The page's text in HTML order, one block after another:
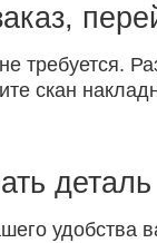
требуется.
скан
удобства